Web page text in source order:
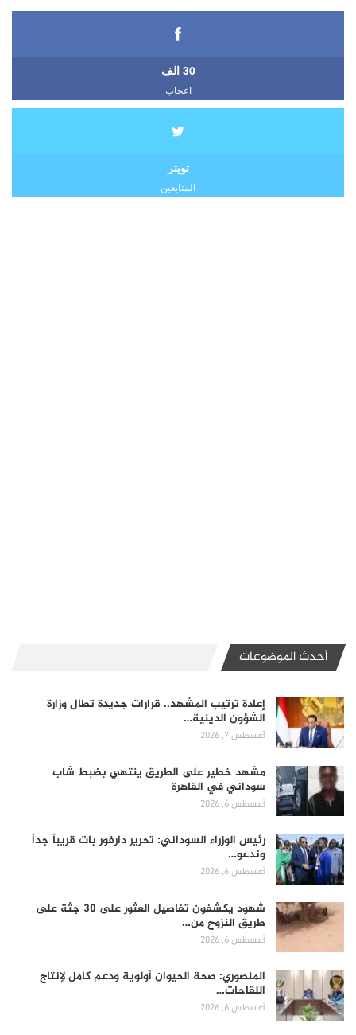
30 الف
اعجاب
تويتر
المتابعين
أحدث الموضوعات
إعادة ترتيب المشهد.. قرارات جديدة تطال وزارة
الشؤون الدينية…
أغسطس 7, 2026
مشهد خطير على الطريق ينتهي بضبط شاب
سوداني في القاهرة
أغسطس 6, 2026
رئيس الوزراء السوداني: تحرير دارفور بات قريباً جداً
وندعو…
أغسطس 6, 2026
شهود يكشفون تفاصيل العثور على 30 جثة على
طريق النزوح من…
أغسطس 6, 2026
المنصوري: صحة الحيوان أولوية ودعم كامل لإنتاج
اللقاحات…
أغسطس 6, 2026